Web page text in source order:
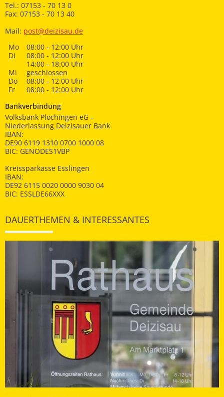
Tel.: 07153 - 70 13 0
Fax: 07153 - 70 13 40
Mail: post@deizisau.de
Mo
08:00 - 12:00 Uhr
Di
08:00 - 12:00 Uhr
14:00 - 18:00 Uhr
Mi
geschlossen
Do
08:00 - 12.00 Uhr
Fr
08:00 - 12:00 Uhr
Bankverbindung
Volksbank Plochingen eG -
Niederlassung Deizisauer Bank
IBAN:
DE90 6119 1310 0700 1000 08
BIC: GENODES1VBP
Kreissparkasse Esslingen
IBAN:
DE92 6115 0020 0000 9030 04
BIC: ESSLDE66XXX
DAUERTHEMEN & INTERESSANTES